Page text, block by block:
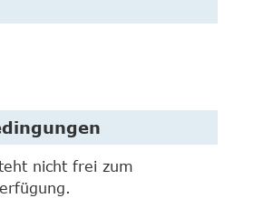
nicht frei zum